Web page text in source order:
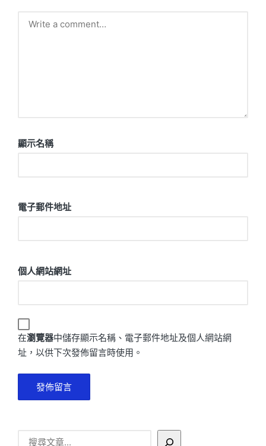
顯示名稱
電子郵件地址
個人網站網址
在瀏覽器中儲存顯示名稱、電子郵件地址及個人網站網
址，以供下次發佈留言時使用。